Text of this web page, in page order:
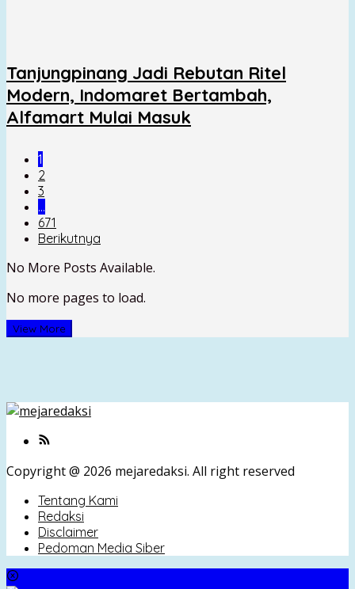
Tanjungpinang Jadi Rebutan Ritel
Modern, Indomaret Bertambah,
Alfamart Mulai Masuk
1
2
3
…
671
Berikutnya
No More Posts Available.
No more pages to load.
View More
Copyright @ 2026 mejaredaksi. All right reserved
Tentang Kami
Redaksi
Disclaimer
Pedoman Media Siber